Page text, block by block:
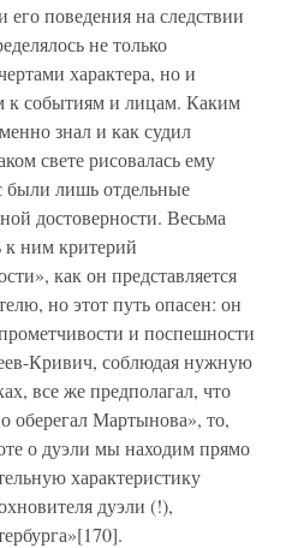
его поведения на следствии
не только
характера, но и
к событиям и лицам. Каким
знал и как судил
свете рисовалась ему
были лишь отдельные
достоверности. Весьма
к ним критерий
как он представляется
но этот путь опасен: он
и поспешности
Кривич, соблюдая нужную
все же предполагал, что
оберегал Мартынова», то,
о дуэли мы находим прямо
характеристику
дуэли (!),